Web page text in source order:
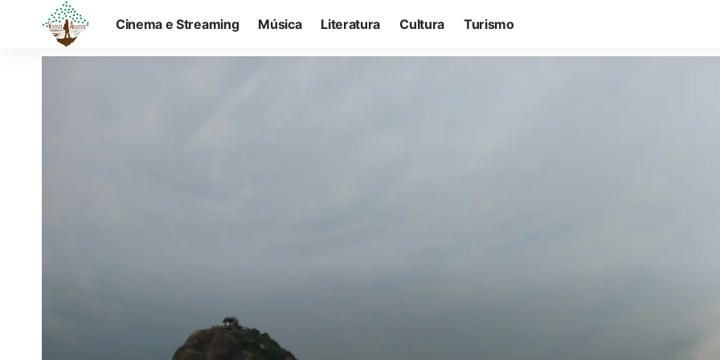
Cinema e Streaming Música Literatura Cultura Turismo